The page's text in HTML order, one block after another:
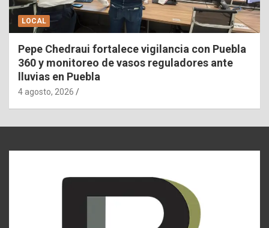
LOCAL
Pepe Chedraui fortalece vigilancia con Puebla
360 y monitoreo de vasos reguladores ante
lluvias en Puebla
4 agosto, 2026